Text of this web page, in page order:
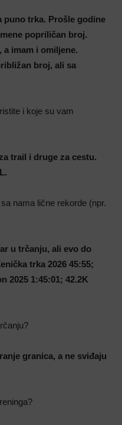
puno trka. Prošle godine
popriličan broj.
imam i omiljene.
broj, ali sa
i koje su vam
trail i druge za cestu.
nama lične rekorde (npr.
u trčanju, ali evo do
trka 2026 45:55;
2025 1:45:01; 42.2K
granica, a ne sviđaju